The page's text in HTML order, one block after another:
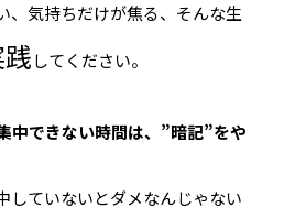
、気持ちだけが焦る、そんな生
してください。
中できない時間は、”暗記”をや
していないとダメなんじゃない